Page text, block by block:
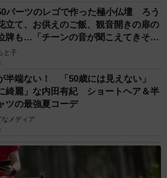
パーツのレゴで作った極小仏壇 ろう
立て、お供えのご飯、観音開きの扉の
牌も…「チーンの音が聞こえてきそ
と子
半端ない！ 「50歳には見えない」
綺麗」な内田有紀 ショートヘア＆半
ツの最強夏コーデ
なメディア